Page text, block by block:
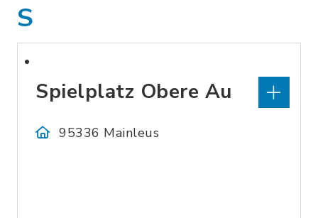
S
Spielplatz Obere Au
95336 Mainleus